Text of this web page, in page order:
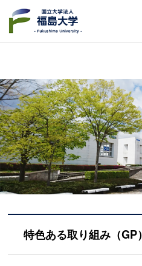
特色ある取り組み（GP）